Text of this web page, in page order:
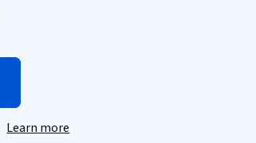
Learn more